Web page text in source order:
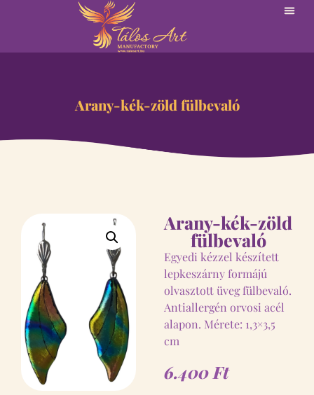
Arany-kék-zöld fülbevaló
Arany-kék-zöld
fülbevaló
Egyedi kézzel készített
lepkeszárny formájú
olvasztott üveg fülbevaló.
Antiallergén orvosi acél
alapon. Mérete: 1,3×3,5
cm
6.400 Ft